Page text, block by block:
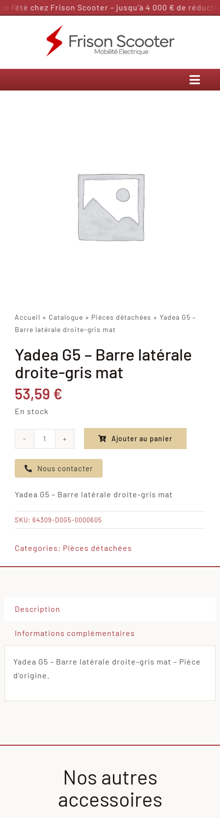
Passer
l’été chez Frison Scooter – jusqu’à 4 000 € de
Accueil » Catalogue » Pièces détachées » Yadea G5 –
Barre latérale droite-gris mat
Yadea G5 – Barre latérale
droite-gris mat
53,59 €
En stock
de
Yadea
-
Barre
latérale
mat
Ajouter au panier
Nous contacter
Yadea G5 – Barre latérale droite-gris mat
SKU: 64309-D0G5-0000605
Categories: Pièces détachées
Description
Informations complémentaires
Yadea G5 – Barre latérale droite-gris mat – Pièce
d’origine.
Nos autres
accessoires